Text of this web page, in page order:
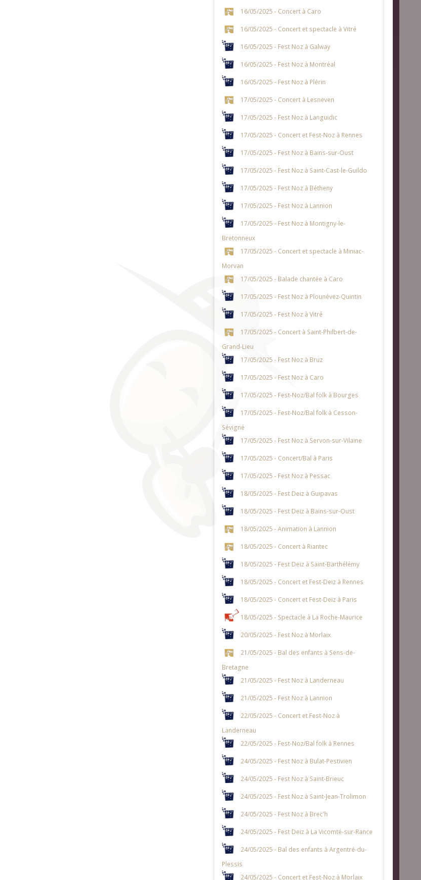
16/05/2025 - Concert à Caro
16/05/2025 - Concert et spectacle à Vitré
16/05/2025 - Fest Noz à Galway
16/05/2025 - Fest Noz à Montréal
16/05/2025 - Fest Noz à Plérin
17/05/2025 - Concert à Lesneven
17/05/2025 - Fest Noz à Languidic
17/05/2025 - Concert et Fest-Noz à Rennes
17/05/2025 - Fest Noz à Bains-sur-Oust
17/05/2025 - Fest Noz à Saint-Cast-le-Guildo
17/05/2025 - Fest Noz à Bétheny
17/05/2025 - Fest Noz à Lannion
17/05/2025 - Fest Noz à Montigny-le-
Bretonneux
17/05/2025 - Concert et spectacle à Miniac-
Morvan
17/05/2025 - Balade chantée à Caro
17/05/2025 - Fest Noz à Plounévez-Quintin
17/05/2025 - Fest Noz à Vitré
17/05/2025 - Concert à Saint-Philbert-de-
Grand-Lieu
17/05/2025 - Fest Noz à Bruz
17/05/2025 - Fest Noz à Caro
17/05/2025 - Fest-Noz/Bal folk à Bourges
17/05/2025 - Fest-Noz/Bal folk à Cesson-
Sévigné
17/05/2025 - Fest Noz à Servon-sur-Vilaine
17/05/2025 - Concert/Bal à Paris
17/05/2025 - Fest Noz à Pessac
18/05/2025 - Fest Deiz à Guipavas
18/05/2025 - Fest Deiz à Bains-sur-Oust
18/05/2025 - Animation à Lannion
18/05/2025 - Concert à Riantec
18/05/2025 - Fest Deiz à Saint-Barthélémy
18/05/2025 - Concert et Fest-Deiz à Rennes
18/05/2025 - Concert et Fest-Deiz à Paris
18/05/2025 - Spectacle à La Roche-Maurice
20/05/2025 - Fest Noz à Morlaix
21/05/2025 - Bal des enfants à Sens-de-
Bretagne
21/05/2025 - Fest Noz à Landerneau
21/05/2025 - Fest Noz à Lannion
22/05/2025 - Concert et Fest-Noz à
Landerneau
22/05/2025 - Fest-Noz/Bal folk à Rennes
24/05/2025 - Fest Noz à Bulat-Pestivien
24/05/2025 - Fest Noz à Saint-Brieuc
24/05/2025 - Fest Noz à Saint-Jean-Trolimon
24/05/2025 - Fest Noz à Brec'h
24/05/2025 - Fest Deiz à La Vicomté-sur-Rance
24/05/2025 - Bal des enfants à Argentré-du-
Plessis
24/05/2025 - Concert et Fest-Noz à Morlaix